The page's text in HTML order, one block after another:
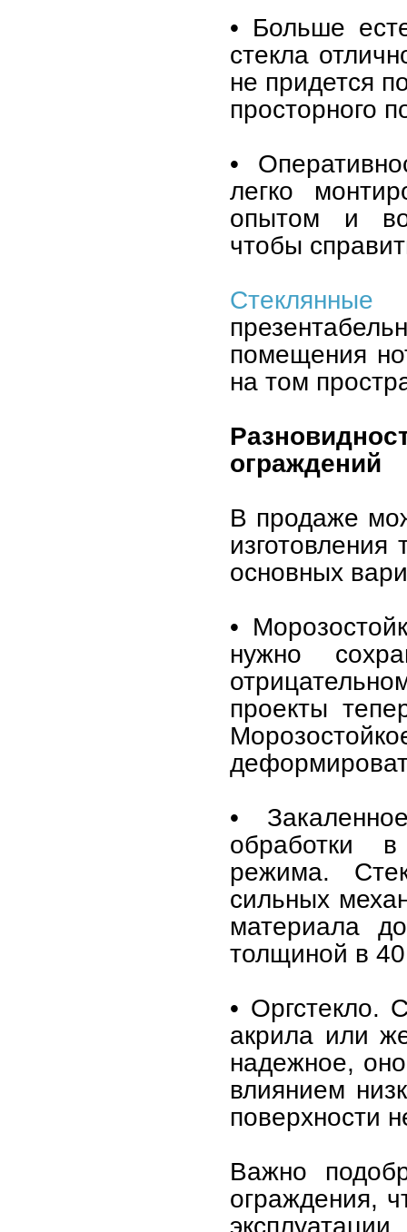
• Больше
стекла
не придется
просторного
•
легко
опытом и
чтобы
Стеклянные
помещения
на том
ограждений
В продаже
изготовления
основных
•
нужно
проекты
•
обработки в
режима.
сильных
материала
толщиной в
• Оргстекло.
акрила или
надежное,
влиянием
поверхности
Важно
ограждения,